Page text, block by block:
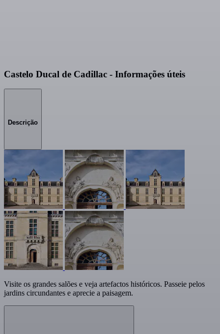
Castelo Ducal de Cadillac - Informações úteis
Descrição
Visite os grandes salões e veja artefactos históricos. Passeie pelos
jardins circundantes e aprecie a paisagem.